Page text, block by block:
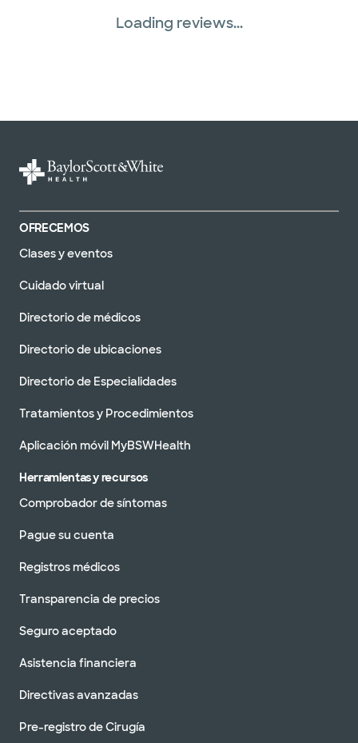
Loading reviews...
OFRECEMOS
Clases y eventos
Cuidado virtual
Directorio de médicos
Directorio de ubicaciones
Directorio de Especialidades
Tratamientos y Procedimientos
Aplicación móvil MyBSWHealth
Herramientas y recursos
Comprobador de síntomas
Pague su cuenta
Registros médicos
Transparencia de precios
Seguro aceptado
Asistencia financiera
Directivas avanzadas
Pre-registro de Cirugía